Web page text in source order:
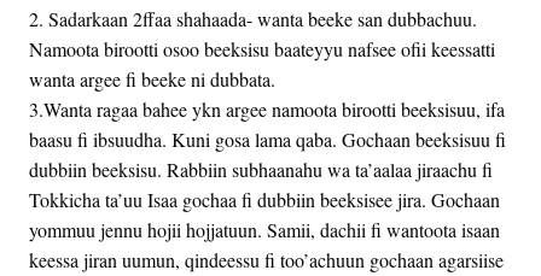
2. Sadarkaan 2ffaa shahaada- wanta beeke san dubbachuu.
Namoota birootti osoo beeksisu baateyyu nafsee ofii keessatti
wanta argee fi beeke ni dubbata.
3.Wanta ragaa bahee ykn argee namoota birootti beeksisuu, ifa
baasu fi ibsuudha. Kuni gosa lama qaba. Gochaan beeksisuu fi
dubbiin beeksisu. Rabbiin subhaanahu wa ta’aalaa jiraachu fi
Tokkicha ta’uu Isaa gochaa fi dubbiin beeksisee jira. Gochaan
yommuu jennu hojii hojjatuun. Samii, dachii fi wantoota isaan
keessa jiran uumun, qindeessu fi too’achuun gochaan agarsiise